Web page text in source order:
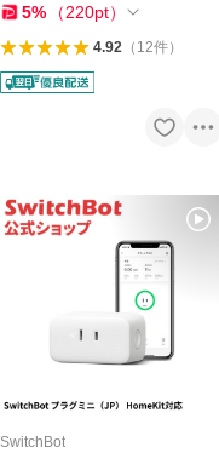
トCharge 1年保証
5% （220pt）
4.92（ 12件）
SwitchBot